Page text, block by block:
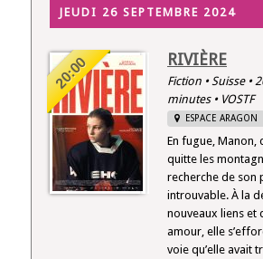
JEUDI 26 SEPTEMBRE 2024
20:00 RIVIÈRE
Fiction • Suisse •
minutes • VOSTF
ESPACE ARAGON
En fugue, Manon,
quitte les
recherche de son
introuvable. À la
nouveaux liens et
amour, elle
voie qu’elle avait